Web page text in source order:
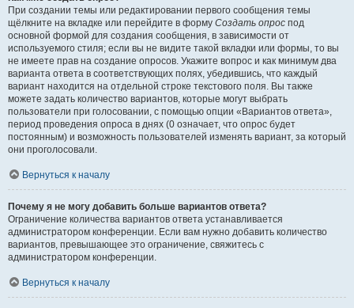
При создании темы или редактировании первого сообщения темы
щёлкните на вкладке или перейдите в форму Создать опрос под
основной формой для создания сообщения, в зависимости от
используемого стиля; если вы не видите такой вкладки или формы, то вы
не имеете прав на создание опросов. Укажите вопрос и как минимум два
варианта ответа в соответствующих полях, убедившись, что каждый
вариант находится на отдельной строке текстового поля. Вы также
можете задать количество вариантов, которые могут выбрать
пользователи при голосовании, с помощью опции «Вариантов ответа»,
период проведения опроса в днях (0 означает, что опрос будет
постоянным) и возможность пользователей изменять вариант, за который
они проголосовали.
Вернуться к началу
Почему я не могу добавить больше вариантов ответа?
Ограничение количества вариантов ответа устанавливается
администратором конференции. Если вам нужно добавить количество
вариантов, превышающее это ограничение, свяжитесь с
администратором конференции.
Вернуться к началу